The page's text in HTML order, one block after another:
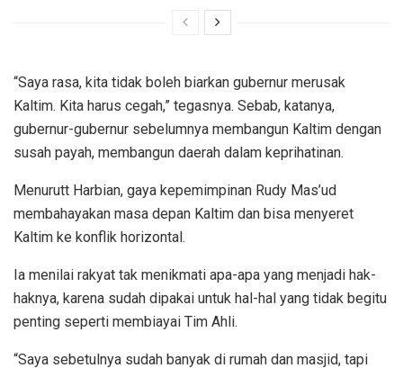
“Saya rasa, kita tidak boleh biarkan gubernur merusak
Kaltim. Kita harus cegah,” tegasnya. Sebab, katanya,
gubernur-gubernur sebelumnya membangun Kaltim dengan
susah payah, membangun daerah dalam keprihatinan.
Menurutt Harbian, gaya kepemimpinan Rudy Mas’ud
membahayakan masa depan Kaltim dan bisa menyeret
Kaltim ke konflik horizontal.
Ia menilai rakyat tak menikmati apa-apa yang menjadi hak-
haknya, karena sudah dipakai untuk hal-hal yang tidak begitu
penting seperti membiayai Tim Ahli.
“Saya sebetulnya sudah banyak di rumah dan masjid, tapi